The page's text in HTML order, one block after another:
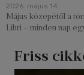
2026. május 14.
Május közepétől a
Libri – minden nap
Friss